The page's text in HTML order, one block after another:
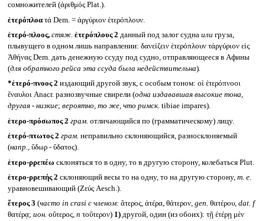
сомножителей (ἀριθμός Plat.).
ἑτερόπλοα τά Dem. = ἀργύριον ἑτερόπλουν.
ἑτερό-πλοος, стяж. ἑτερόπλους 2 данный под залог судна или груза,
плывущего в одном лишь направлении: δανείζειν ἑτερόπλουν τἀργύριον εἰς
Ἀθήνας Dem. дать денежную ссуду под судно, отправляющееся в Афины
(для обратного рейса эта ссуда была недействительна).
*ἑτερό-πνοος 2 издающий другой звук, с особым тоном: οἱ ἑτερόπνοοι
ἔναυλοι Anacr. разнозвучные свирели (одна издававшая высокие тона,
другая - низкие; вероятно, то же, что римск. tibiae impares).
ἑτερο-πρόσωπος 2 грам. отличающийся по (грамматическому) лицу.
ἑτερό-πτωτος 2 грам. неправильно склоняющийся, разносклоняемый
(напр.,ὕδωρ - ὕδατος).
ἑτερο-ρρεπέω склоняться то в одну, то в другую сторону, колебаться Plut.
ἑτερο-ρρεπής 2 склоняющий весы то на одну, то на другую сторону,т. е.
уравновешивающий (Ζεύς Aesch.).
ἕτερος 3 (часто in crasi с членом: ἅτερος, ἁτέρα, θάτερον, gen. θατέρου, dat. f
θατέρᾳ; ион. οὕτερος, n τοὔτερον) 1)другой, один (из обоих): τῇ ἑτέρῃ μὲν